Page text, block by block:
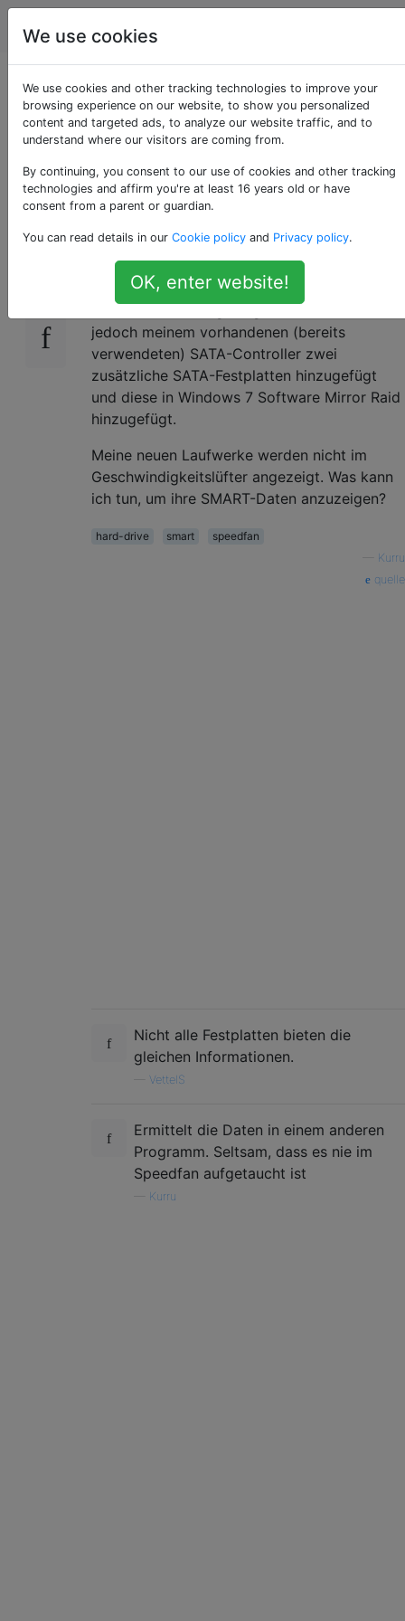
Computerbenutzer
Speedfan zeigt nicht
alle Smart-Daten der
Festplatten an
0
Ich habe speedfan installiert und damit die
intelligenten Daten meiner Festplatten
überprüft. Alle 5 meiner Laufwerke wurden
ohne Probleme angezeigt. Jetzt habe ich
jedoch meinem vorhandenen (bereits
verwendeten) SATA-Controller zwei
zusätzliche SATA-Festplatten hinzugefügt
und diese in Windows 7 Software Mirror Raid
hinzugefügt.
Meine neuen Laufwerke werden nicht im
Geschwindigkeitslüfter angezeigt. Was kann
ich tun, um ihre SMART-Daten anzuzeigen?
hard-drive smart
speedfan
Kurru
quelle
Nicht alle Festplatten bieten die
gleichen Informationen.
VettelS
Ermittelt die Daten in einem anderen
Programm. Seltsam, dass es nie im
Speedfan aufgetaucht ist
Kurru
We use cookies
We use cookies and other tracking technologies to improve your
browsing experience on our website, to show you personalized
content and targeted ads, to analyze our website traffic, and to
understand where our visitors are coming from.
By continuing, you consent to our use of cookies and other tracking
technologies and affirm you're at least 16 years old or have
consent from a parent or guardian.
You can read details in our Cookie policy and Privacy policy.
OK, enter website!